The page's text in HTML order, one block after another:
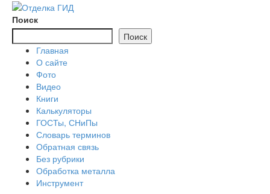
Перейти
содержимому
Поиск
Поиск
Главная
О сайте
Фото
Видео
Книги
Калькуляторы
ГОСТы, СНиПы
Словарь терминов
Обратная связь
Без рубрики
Обработка металла
Инструмент